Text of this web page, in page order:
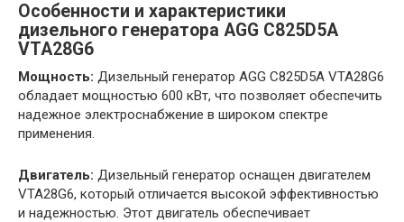
Особенности и характеристики
дизельного генератора AGG C825D5A
VTA28G6
Мощность: Дизельный генератор AGG C825D5A VTA28G6
обладает мощностью 600 кВт, что позволяет обеспечить
надежное электроснабжение в широком спектре
применения.
Двигатель: Дизельный генератор оснащен двигателем
VTA28G6, который отличается высокой эффективностью
и надежностью. Этот двигатель обеспечивает